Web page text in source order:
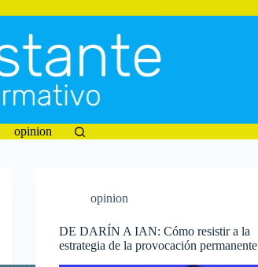
opinion
opinion
DE DARÍN A IAN: Cómo resistir a la
estrategia de la provocación permanente